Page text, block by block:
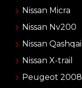
Nissan Micra
Nissan Nv200
Nissan Qashqai
Nissan X-trail
Peugeot 2008